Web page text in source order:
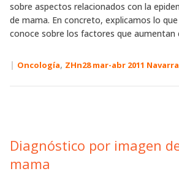
sobre aspectos relacionados con la
de mama. En concreto, explicamos lo
conoce sobre los factores que aumentan
| Oncología, ZHn28 mar-abr 2011 Navarra
Diagnóstico por imagen
mama